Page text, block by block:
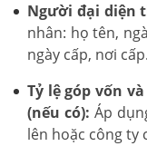
Người đại diện
nhân: họ tên,
ngày cấp, nơi cấp.
Tỷ lệ góp vốn
(nếu có): Áp
lên hoặc công ty